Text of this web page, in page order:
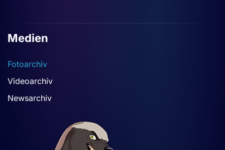
Medien
Fotoarchiv
Videoarchiv
Newsarchiv